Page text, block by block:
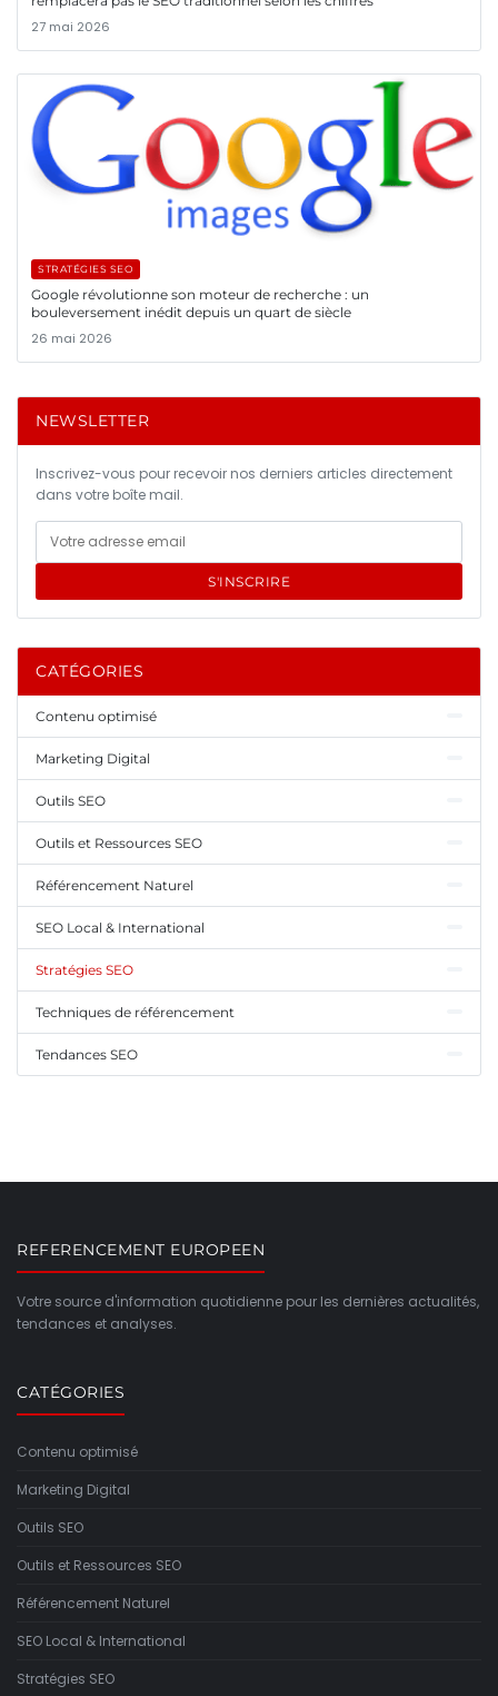
27 mai 2026
STRATÉGIES SEO
Google révolutionne son moteur de recherche : un
bouleversement inédit depuis un quart de siècle
26 mai 2026
NEWSLETTER
Inscrivez-vous pour recevoir nos derniers articles directement
dans votre boîte mail.
S'INSCRIRE
CATÉGORIES
Contenu optimisé
Marketing Digital
Outils SEO
Outils et Ressources SEO
Référencement Naturel
SEO Local & International
Stratégies SEO
Techniques de référencement
Tendances SEO
REFERENCEMENT EUROPEEN
Votre source d'information quotidienne pour les dernières actualités,
tendances et analyses.
CATÉGORIES
Contenu optimisé
Marketing Digital
Outils SEO
Outils et Ressources SEO
Référencement Naturel
SEO Local & International
Stratégies SEO